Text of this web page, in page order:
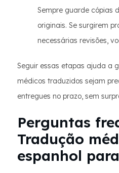
Sempre guarde cópias
originais. Se surgirem
necessárias revisões,
Seguir essas etapas ajuda a
médicos traduzidos sejam
entregues no prazo, sem
Perguntas
Tradução
espanhol